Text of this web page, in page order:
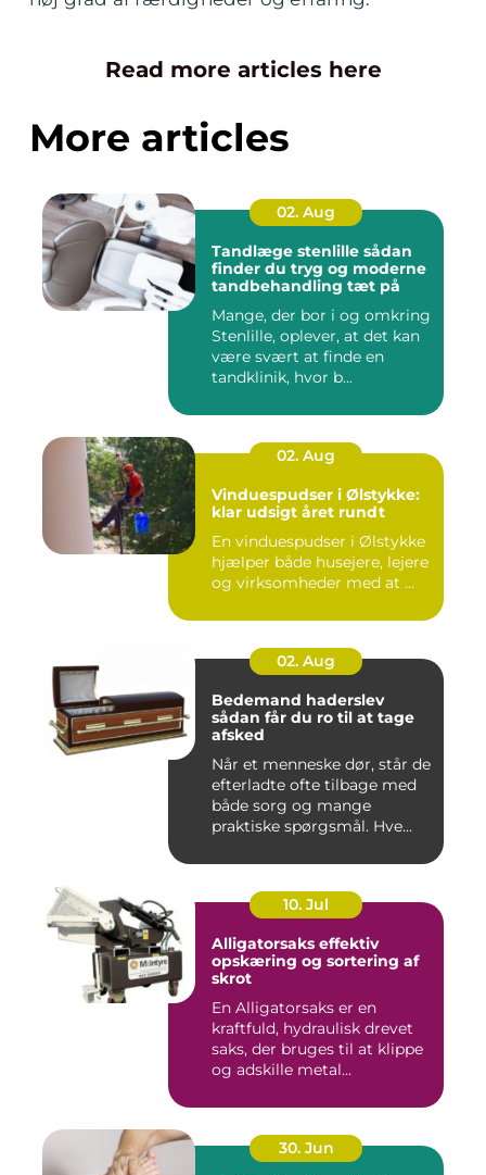
Read more articles here
More articles
02. Aug
Tandlæge stenlille sådan
finder du tryg og moderne
tandbehandling tæt på
Mange, der bor i og omkring
Stenlille, oplever, at det kan
være svært at finde en
tandklinik, hvor b...
02. Aug
Vinduespudser i Ølstykke:
klar udsigt året rundt
En vinduespudser i Ølstykke
hjælper både husejere, lejere
og virksomheder med at ...
02. Aug
Bedemand haderslev
sådan får du ro til at tage
afsked
Når et menneske dør, står de
efterladte ofte tilbage med
både sorg og mange
praktiske spørgsmål. Hve...
10. Jul
Alligatorsaks effektiv
opskæring og sortering af
skrot
En Alligatorsaks er en
kraftfuld, hydraulisk drevet
saks, der bruges til at klippe
og adskille metal...
30. Jun